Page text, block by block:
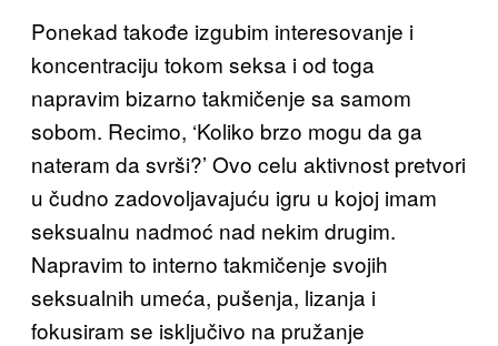
Ponekad takođe izgubim interesovanje i
koncentraciju tokom seksa i od toga
napravim bizarno takmičenje sa samom
sobom. Recimo, ‘Koliko brzo mogu da ga
nateram da svrši?’ Ovo celu aktivnost pretvori
u čudno zadovoljavajuću igru u kojoj imam
seksualnu nadmoć nad nekim drugim.
Napravim to interno takmičenje svojih
seksualnih umeća, pušenja, lizanja i
fokusiram se isključivo na pružanje